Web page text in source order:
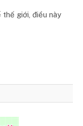
thế giới, điều này